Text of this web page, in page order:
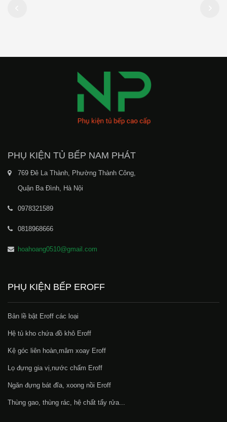
PHỤ KIỆN TỦ BẾP NAM PHÁT
769 Đê La Thành, Phường Thành Công,
Quận Ba Đình, Hà Nội
0978321589
0818968666
hoahoang0510@gmail.com
PHỤ KIỆN BẾP EROFF
Bản lề bật Eroff các loại
Hệ tủ kho chứa đồ khô Eroff
Kệ góc liên hoàn,mâm xoay Eroff
Lọ đựng gia vị,nước chấm Eroff
Ngăn đựng bát đĩa, xoong nồi Eroff
Thùng gao, thùng rác, hệ chất tẩy rửa...